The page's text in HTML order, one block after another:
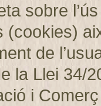
sobre
(cookies)
de
la Llei 34/
i